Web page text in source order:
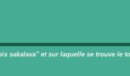
sakalava" et sur laquelle se trouve le